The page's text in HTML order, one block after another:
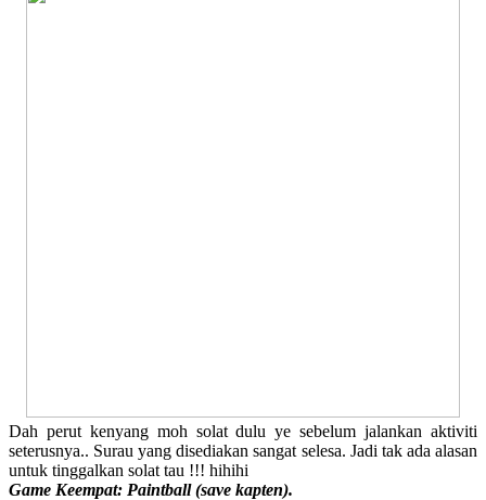
Dah perut kenyang moh solat dulu ye sebelum jalankan aktiviti
seterusnya.. Surau yang disediakan sangat selesa. Jadi tak ada alasan
untuk tinggalkan solat tau !!! hihihi
Game Keempat: Paintball (save kapten).